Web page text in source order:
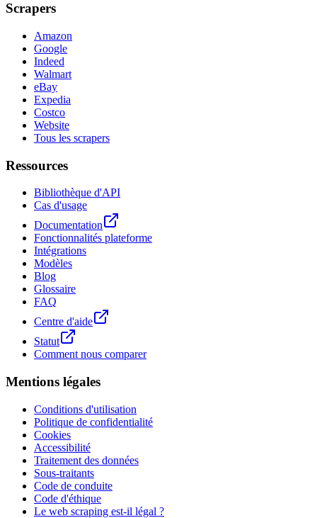
Scrapers
Amazon
Google
Indeed
Walmart
eBay
Expedia
Costco
Website
Tous les scrapers
Ressources
Bibliothèque d'API
Cas d'usage
Documentation
Fonctionnalités plateforme
Intégrations
Modèles
Blog
Glossaire
FAQ
Centre d'aide
Statut
Comment nous comparer
Mentions légales
Conditions d'utilisation
Politique de confidentialité
Cookies
Accessibilité
Traitement des données
Sous-traitants
Code de conduite
Code d'éthique
Le web scraping est-il légal ?